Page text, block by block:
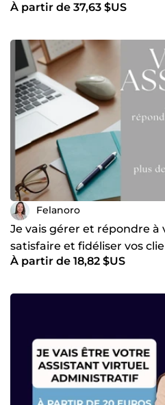
À partir de 37,63 $US
Felanoro
Je vais gérer et répondre à
satisfaire et fidéliser vos
À partir de 18,82 $US